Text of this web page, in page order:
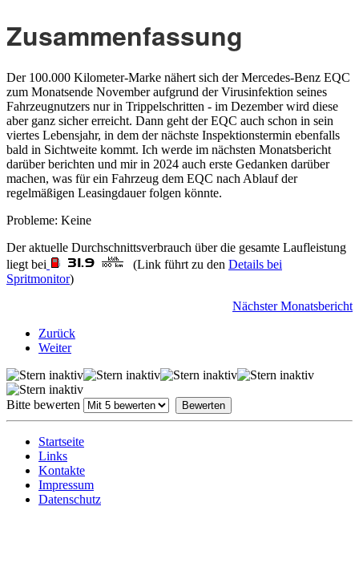
Zusammenfassung
Der 100.000 Kilometer-Marke nähert sich der Mercedes-Benz EQC
zum Monatsende November aufgrund der Virusinfektion seines
Fahrzeugnutzers nur in Trippelschritten - im Dezember wird diese
aber ganz sicher erreicht. Dann geht der EQC auch schon in sein
viertes Lebensjahr, in dem der nächste Inspektionstermin ebenfalls
bald in Sichtweite kommt. Ich werde im nächsten Monatsbericht
darüber berichten und mir in 2024 auch erste Gedanken darüber
machen, was für ein Fahrzeug dem EQC nach Ablauf der
regelmäßigen Leasingdauer folgen könnte.
Probleme: Keine
Der aktuelle Durchschnittsverbrauch über die gesamte Laufleistung
liegt bei
(Link führt zu den Details bei
Spritmonitor)
Nächster Monatsbericht
Zurück
Weiter
Bitte bewerten
Startseite
Links
Kontakte
Impressum
Datenschutz